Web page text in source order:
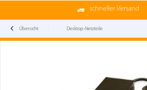
schneller Versand
Übersicht Desktop-Netzteile